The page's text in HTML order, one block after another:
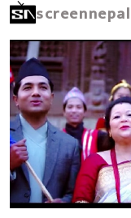
screennepal